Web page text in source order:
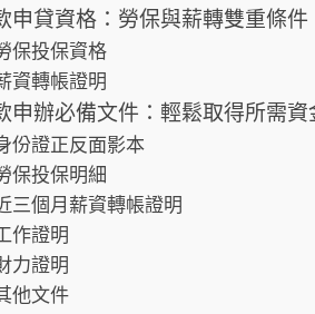
申貸資格：勞保與薪轉雙重條件
保投保資格
資轉帳證明
申辦必備文件：輕鬆取得所需資
份證正反面影本
保投保明細
三個月薪資轉帳證明
作證明
力證明
他文件